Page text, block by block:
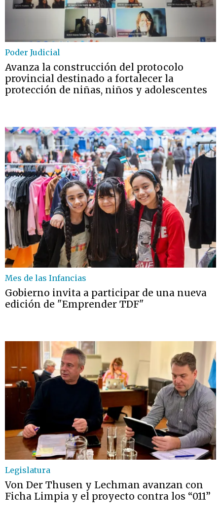
Poder Judicial
Avanza la construcción del protocolo
provincial destinado a fortalecer la
protección de niñas, niños y adolescentes
Mes de las Infancias
Gobierno invita a participar de una nueva
edición de "Emprender TDF"
Legislatura
Von Der Thusen y Lechman avanzan con
Ficha Limpia y el proyecto contra los “011”